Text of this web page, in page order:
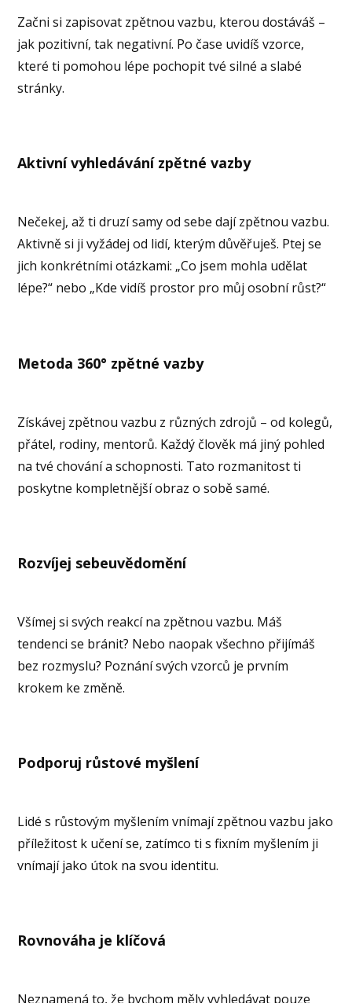
Začni si zapisovat zpětnou vazbu, kterou dostáváš –
jak pozitivní, tak negativní. Po čase uvidíš vzorce,
které ti pomohou lépe pochopit tvé silné a slabé
stránky.
Aktivní vyhledávání zpětné vazby
Nečekej, až ti druzí samy od sebe dají zpětnou vazbu.
Aktivně si ji vyžádej od lidí, kterým důvěřuješ. Ptej se
jich konkrétními otázkami: „Co jsem mohla udělat
lépe?“ nebo „Kde vidíš prostor pro můj osobní růst?“
Metoda 360° zpětné vazby
Získávej zpětnou vazbu z různých zdrojů – od kolegů,
přátel, rodiny, mentorů. Každý člověk má jiný pohled
na tvé chování a schopnosti. Tato rozmanitost ti
poskytne kompletnější obraz o sobě samé.
Rozvíjej sebeuvědomění
Všímej si svých reakcí na zpětnou vazbu. Máš
tendenci se bránit? Nebo naopak všechno přijímáš
bez rozmyslu? Poznání svých vzorců je prvním
krokem ke změně.
Podporuj růstové myšlení
Lidé s růstovým myšlením vnímají zpětnou vazbu jako
příležitost k učení se, zatímco ti s fixním myšlením ji
vnímají jako útok na svou identitu.
Rovnováha je klíčová
Neznamená to, že bychom měly vyhledávat pouze